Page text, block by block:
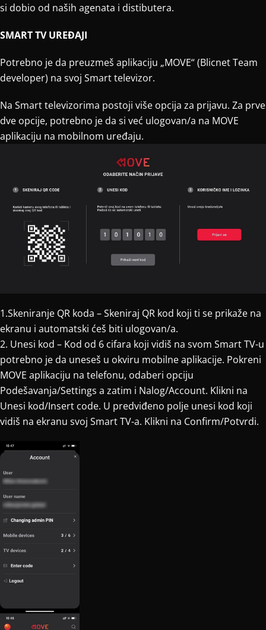
si dobio od naših agenata i distibutera.
SMART TV UREĐAJI
Potrebno je da preuzmeš aplikaciju „MOVE“ (Blicnet Team
developer) na svoj Smart televizor.
Na Smart televizorima postoji više opcija za prijavu. Za prve
dve opcije, potrebno je da si već ulogovan/a na MOVE
aplikaciju na mobilnom uređaju.
1.Skeniranje QR koda – Skeniraj QR kod koji ti se prikaže na
ekranu i automatski ćeš biti ulogovan/a.
2. Unesi kod – Kod od 6 cifara koji vidiš na svom Smart TV-u
potrebno je da uneseš u okviru mobilne aplikacije. Pokreni
MOVE aplikaciju na telefonu, odaberi opciju
Podešavanja/Settings a zatim i Nalog/Account. Klikni na
Unesi kod/Insert code. U predviđeno polje unesi kod koji
vidiš na ekranu svoj Smart TV-a. Klikni na Confirm/Potvrdi.